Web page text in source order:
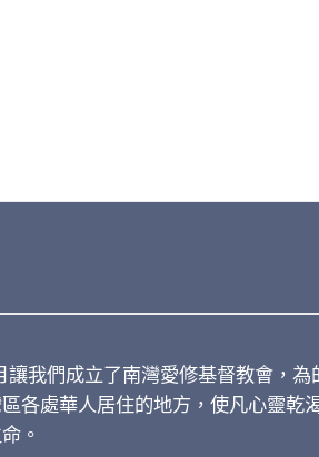
我們成立了南灣愛修基督教會，為
各處華人居住的地方，使凡心靈乾
。